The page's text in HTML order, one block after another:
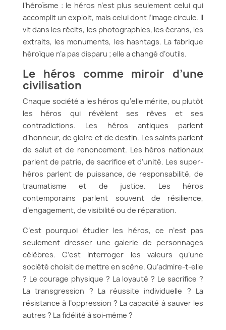
l’héroïsme : le héros n’est plus seulement celui qui
accomplit un exploit, mais celui dont l’image circule. Il
vit dans les récits, les photographies, les écrans, les
extraits, les monuments, les hashtags. La fabrique
héroïque n’a pas disparu ; elle a changé d’outils.
Le héros comme miroir d’une
civilisation
Chaque société a les héros qu’elle mérite, ou plutôt
les héros qui révèlent ses rêves et ses
contradictions. Les héros antiques parlent
d’honneur, de gloire et de destin. Les saints parlent
de salut et de renoncement. Les héros nationaux
parlent de patrie, de sacrifice et d’unité. Les super-
héros parlent de puissance, de responsabilité, de
traumatisme et de justice. Les héros
contemporains parlent souvent de résilience,
d’engagement, de visibilité ou de réparation.
C’est pourquoi étudier les héros, ce n’est pas
seulement dresser une galerie de personnages
célèbres. C’est interroger les valeurs qu’une
société choisit de mettre en scène. Qu’admire-t-elle
? Le courage physique ? La loyauté ? Le sacrifice ?
La transgression ? La réussite individuelle ? La
résistance à l’oppression ? La capacité à sauver les
autres ? La fidélité à soi-même ?